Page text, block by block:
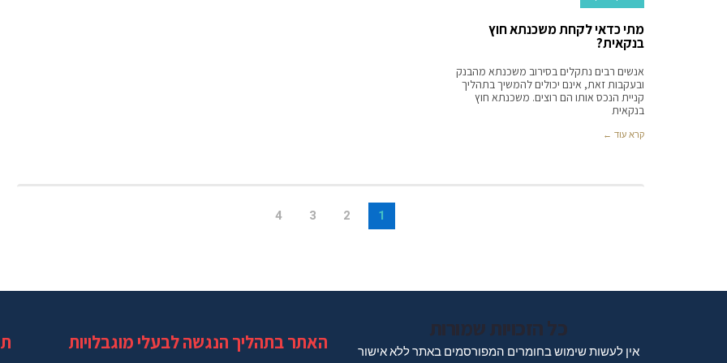
מתי כדאי לקחת משכנתא חוץ
בנקאית?
אנשים רבים נתקלים בסירוב משכנתא מהבנק
ובעקבות זאת, אינם יכולים להמשיך בתהליך
קניית הנכס אותו הם רוצים. משכנתא חוץ
בנקאית
קרא עוד ←
1
2
3
4
כל הזכויות שמורות
אין לעשות שימוש בחומרים המפורסמים באתר ללא אישור האתר בתהליך הנגשה לבעלי מוגבלויות